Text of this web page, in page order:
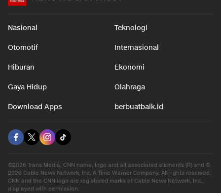
Nasional Teknologi
Otomotif Internasional
Hiburan Ekonomi
Gaya Hidup Olahraga
Download Apps berbuatbaik.id
©2026 Trans Media, CNN name, logo and all associated elements (R) and ©
2026 Cable News Network, Inc. A Time Warner Company. All rights reserved.
CNN and the CNN logo are registered marks of Cable News Network, Inc.,
displayed with permission.